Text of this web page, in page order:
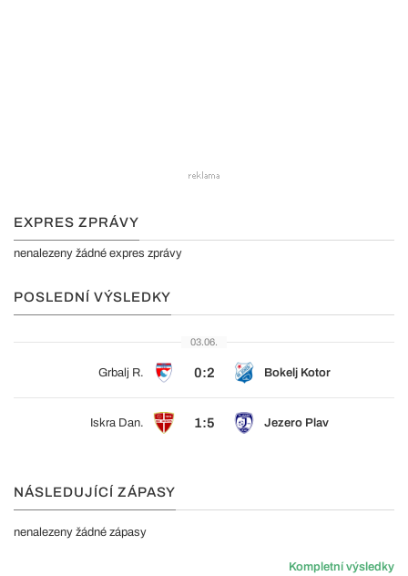
EXPRES ZPRÁVY
nenalezeny žádné expres zprávy
POSLEDNÍ VÝSLEDKY
03.06.
Grbalj R. 0:2 Bokelj Kotor
Iskra Dan. 1:5 Jezero Plav
NÁSLEDUJÍCÍ ZÁPASY
nenalezeny žádné zápasy
Kompletní výsledky